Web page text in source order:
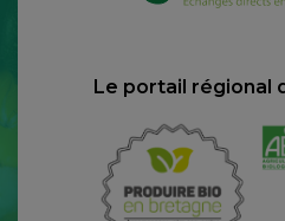
Le portail régional